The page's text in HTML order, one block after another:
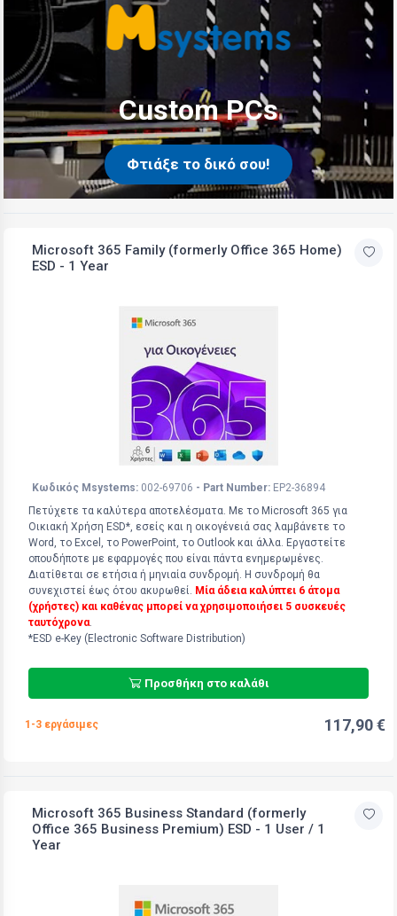
Custom PCs
Φτιάξε το δικό σου!
Microsoft 365 Family (formerly Office 365 Home)
ESD - 1 Year
Κωδικός Msystems: 002-69706 - Part Number: EP2-36894
Πετύχετε τα καλύτερα αποτελέσματα. Με το Microsoft 365 για
Οικιακή Χρήση ESD*, εσείς και η οικογένειά σας λαμβάνετε το
Word, το Excel, το PowerPoint, το Outlook και άλλα. Εργαστείτε
οπουδήποτε με εφαρμογές που είναι πάντα ενημερωμένες.
Διατίθεται σε ετήσια ή μηνιαία συνδρομή. Η συνδρομή θα
συνεχιστεί έως ότου ακυρωθεί. Μία άδεια καλύπτει 6 άτομα
(χρήστες) και καθένας μπορεί να χρησιμοποιήσει 5 συσκευές
ταυτόχρονα.
*ESD e-Key (Electronic Software Distribution)
Προσθήκη στο καλάθι
1-3 εργάσιμες 117,90 €
Microsoft 365 Business Standard (formerly
Office 365 Business Premium) ESD - 1 User / 1
Year